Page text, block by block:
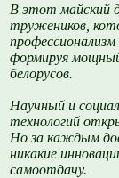
В этот майский
тружеников,
формируя
белорусов.
Научный и
технологий
Но за каждым
никакие
самоотдачу.